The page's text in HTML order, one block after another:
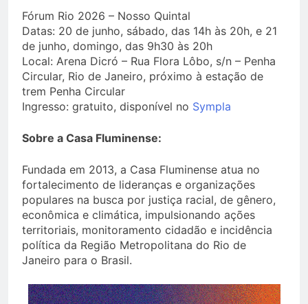
Fórum Rio 2026 – Nosso Quintal
Datas: 20 de junho, sábado, das 14h às 20h, e 21
de junho, domingo, das 9h30 às 20h
Local: Arena Dicró – Rua Flora Lôbo, s/n – Penha
Circular, Rio de Janeiro, próximo à estação de
trem Penha Circular
Ingresso: gratuito, disponível no Sympla
Sobre a Casa Fluminense:
Fundada em 2013, a Casa Fluminense atua no
fortalecimento de lideranças e organizações
populares na busca por justiça racial, de gênero,
econômica e climática, impulsionando ações
territoriais, monitoramento cidadão e incidência
política da Região Metropolitana do Rio de
Janeiro para o Brasil.